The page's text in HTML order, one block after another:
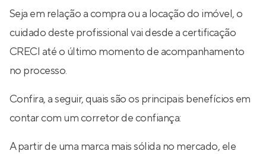
Seja em relação a compra ou a locação do imóvel, o
cuidado deste profissional vai desde a certificação
CRECI até o último momento de acompanhamento
no processo.
Confira, a seguir, quais são os principais benefícios em
contar com um corretor de confiança:
A partir de uma marca mais sólida no mercado, ele